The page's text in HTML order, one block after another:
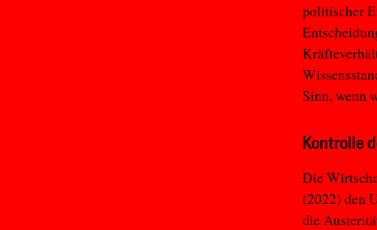
politischer
Sinn, wenn
Kontrolle
Die
(2022) den
die